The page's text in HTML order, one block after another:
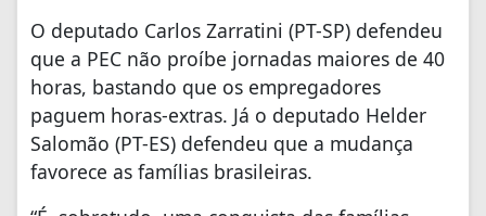
O deputado Carlos Zarratini (PT-SP) defendeu
que a PEC não proíbe jornadas maiores de 40
horas, bastando que os empregadores
paguem horas-extras. Já o deputado Helder
Salomão (PT-ES) defendeu que a mudança
favorece as famílias brasileiras.